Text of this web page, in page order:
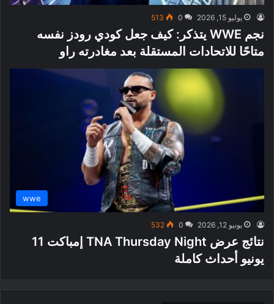
يوليو 15, 2026 0
513
نجم WWE يتذكر: كيف جعل كودي رودز نفسه
متاحًا للاتحادات المستقلة بعد مغادرته راو
wwe
يونيو 12, 2026 0
532
نتائج عرض TNA Thursday Night إمباكت 11
يونيو أحداث كاملة